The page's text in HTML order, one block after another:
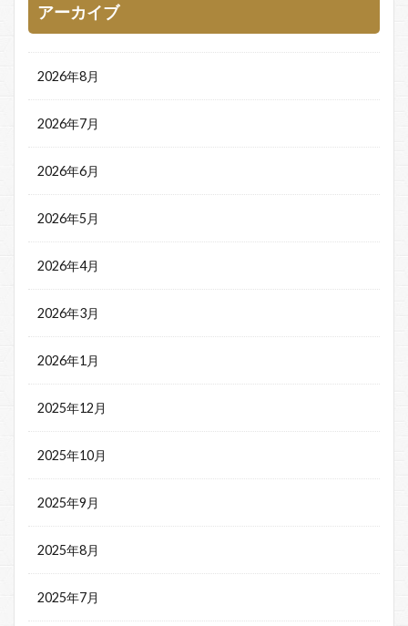
アーカイブ
2026年8月
2026年7月
2026年6月
2026年5月
2026年4月
2026年3月
2026年1月
2025年12月
2025年10月
2025年9月
2025年8月
2025年7月